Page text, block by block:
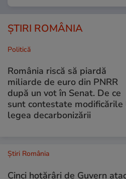
ȘTIRI ROMÂNIA
Politică
România riscă să piardă
miliarde de euro din PNRR
după un vot în Senat. De ce
sunt contestate modificările
legea decarbonizării
Știri România
Cinci hotărâri de Guvern